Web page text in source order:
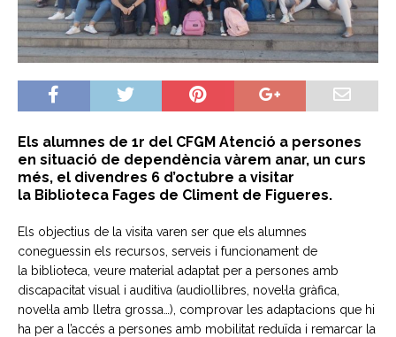
Els alumnes de 1r del CFGM Atenció a persones
en situació de dependència vàrem anar, un curs
més, el divendres 6 d’octubre a visitar
la Biblioteca Fages de Climent de Figueres.
Els objectius de la visita varen ser que els alumnes
coneguessin els recursos, serveis i funcionament de
la biblioteca , veure material adaptat per a persones amb
discapacitat visual i auditiva (audiollibres, novel·la gràfica,
novel·la amb lletra grossa…), comprovar les adaptacions que hi
ha per a l’accés a persones amb mobilitat reduïda i remarcar la